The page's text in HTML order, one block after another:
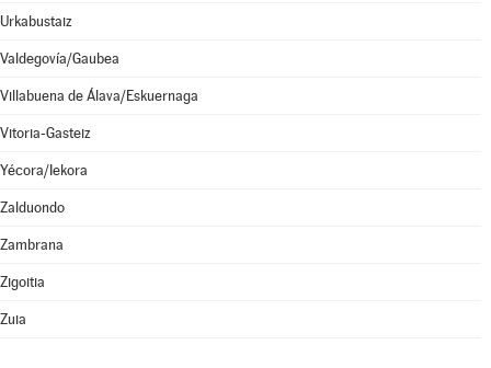
Urkabustaiz
Valdegovía/Gaubea
Villabuena de Álava/Eskuernaga
Vitoria-Gasteiz
Yécora/Iekora
Zalduondo
Zambrana
Zigoitia
Zuia